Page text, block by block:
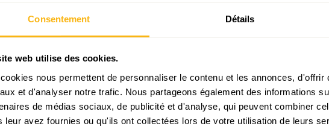
Consentement Détails
web utilise des cookies.
nous permettent de personnaliser le contenu et les annonces,
et d'analyser notre trafic. Nous partageons également des informations
de médias sociaux, de publicité et d'analyse, qui peuvent combiner
leur avez fournies ou qu'ils ont collectées lors de votre utilisation de leurs
de députés différents augmentera.
On peut dire que ces problèmes sont moins sérieux au
pays européens, et c’est vrai. Mais le Luxembourg est peut-
pays, et a, dû à sa situation, taille et niveau de bien-être, la
certaine obligation et intérêt d’expérimenter de nouvelles
pourraient renforcer nos démocraties en Europe.